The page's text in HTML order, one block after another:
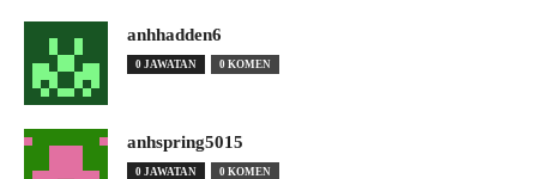
anhhadden6
0 JAWATAN 0 KOMEN
anhspring5015
0 JAWATAN 0 KOMEN